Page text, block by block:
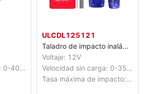
Velocidad sin carga: 0-400/0-1500rpm
ULCDL125121
Taladro de impacto inalámbrico
Voltaje: 12V
Velocidad sin carga: 0-350/0-1350/min
Tasa máxima de impacto: 22500/min